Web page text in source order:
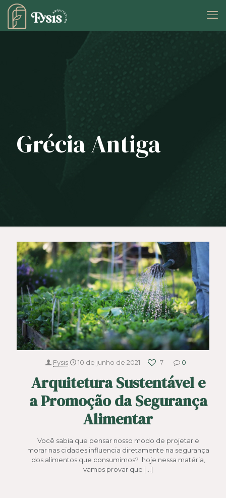
Grécia Antiga
Fysis 10 de junho de 2021 7 0
Arquitetura Sustentável e
a Promoção da Segurança
Alimentar
Você sabia que pensar nosso modo de projetar e
morar nas cidades influencia diretamente na segurança
dos alimentos que consumimos? hoje nessa matéria,
vamos provar que […]